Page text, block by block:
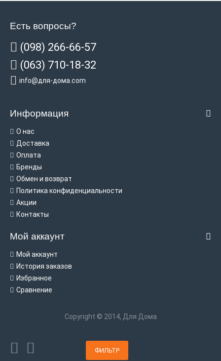
ФИЛЬТР
Есть вопросы?
(098) 266-66-57
(063) 710-18-32
info@для-дома.com
Информация
О нас
Доставка
Оплата
Бренды
Обмен и возврат
Политика конфиденциальности
Акции
Контакты
Мой аккаунт
Мой аккаунт
История заказов
Избранное
Сравнение
Copyright © 2014, Для Дома